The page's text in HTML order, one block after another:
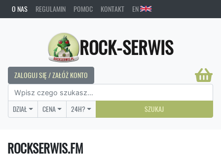
O NAS REGULAMIN POMOC KONTAKT EN
ROCK-SERWIS
ZALOGUJ SIĘ / ZAŁÓŻ KONTO
DZIAŁ CENA 24H? SZUKAJ
ROCKSERWIS.FM